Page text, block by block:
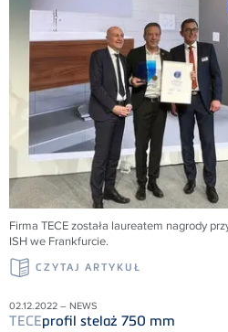
Firma TECEzostała laureatem nagrody
ISH we Frankfurcie.
CZYTAJ ARTYKUŁ
02.12.2022 – NEWS
TECEprofil stelaż 750 mm